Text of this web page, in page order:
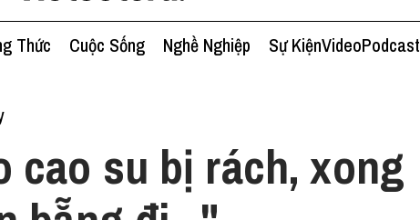
Thức Cuộc Sống Nghề Nghiệp Sự KiệnVideoPodcast
cao su bị rách, xong